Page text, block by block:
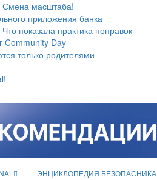
Смена масштаба!
приложения банка
показала практика поправок
Community Day
только родителями
ЭНЦИКЛОПЕДИЯ БЕЗОПАСНИКА